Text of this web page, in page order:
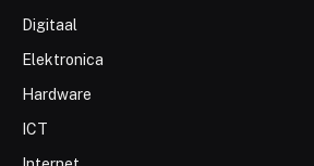
Digitaal
Elektronica
Hardware
ICT